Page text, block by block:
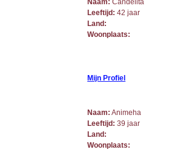
Naam: Candelita
Leeftijd: 42 jaar
Land:
Woonplaats:
Mijn Profiel
Naam: Animeha
Leeftijd: 39 jaar
Land:
Woonplaats: